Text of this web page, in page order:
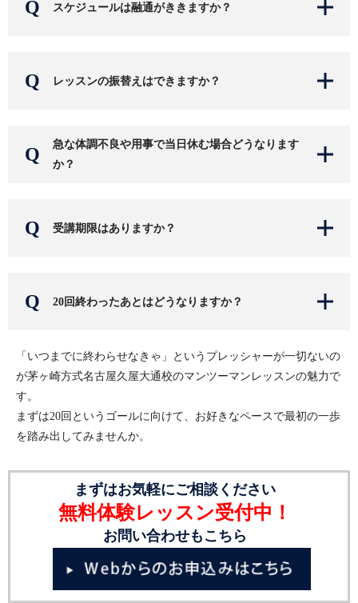
スケジュールは融通がききますか？
レッスンの振替えはできますか？
急な体調不良や用事で当日休む場合どうなります
か？
受講期限はありますか？
20回終わったあとはどうなりますか？
「いつまでに終わらせなきゃ」というプレッシャーが一切ないの
が茅ヶ崎方式名古屋久屋大通校のマンツーマンレッスンの魅力で
す。
まずは20回というゴールに向けて、お好きなペースで最初の一歩
を踏み出してみませんか。
まずはお気軽にご相談ください
無料体験レッスン受付中！
お問い合わせもこちら